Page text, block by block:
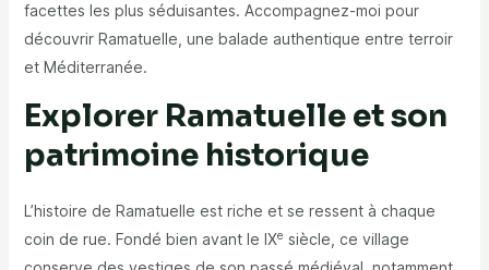
facettes les plus séduisantes. Accompagnez-moi pour
découvrir Ramatuelle, une balade authentique entre terroir
et Méditerranée.
Explorer Ramatuelle et son
patrimoine historique
L’histoire de Ramatuelle est riche et se ressent à chaque
coin de rue. Fondé bien avant le IXe siècle, ce village